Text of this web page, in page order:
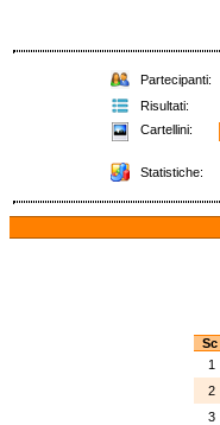
Partecipanti:
Risultati:
Cartellini:
Statistiche:
Sc
1
2
3